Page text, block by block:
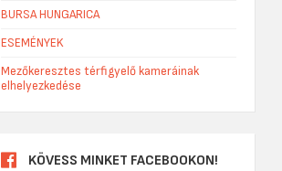
BURSA HUNGARICA
ESEMÉNYEK
Mezőkeresztes térfigyelő kameráinak
elhelyezkedése
KÖVESS MINKET FACEBOOKON!